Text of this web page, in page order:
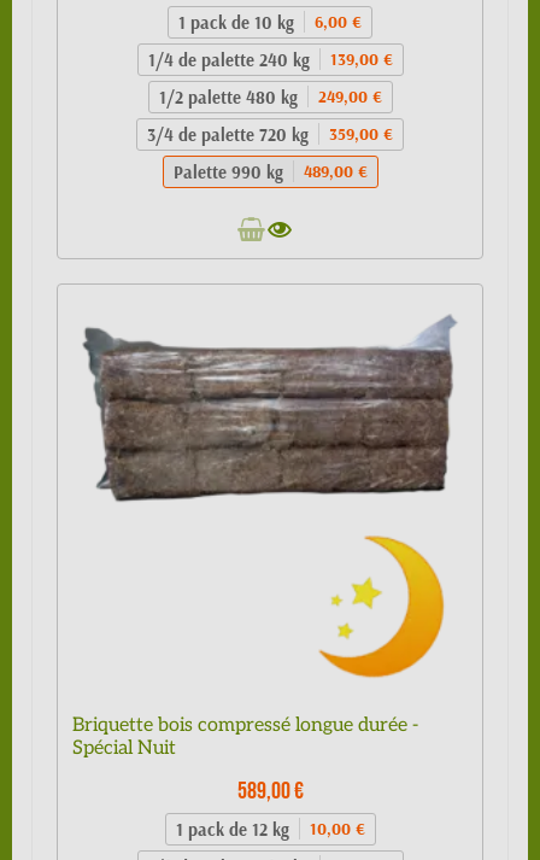
1 pack de 10 kg 6,00 €
1/4 de palette 240 kg 139,00 €
1/2 palette 480 kg 249,00 €
3/4 de palette 720 kg 359,00 €
Palette 990 kg 489,00 €
Briquette bois compressé longue durée -
Spécial Nuit
589,00 €
1 pack de 12 kg 10,00 €